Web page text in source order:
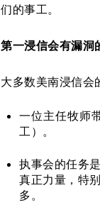
们的事工。
第一浸信会有漏洞
大多数美南浸信会
一位主任牧师
工）。
执事会的任务
真正力量，特
多。